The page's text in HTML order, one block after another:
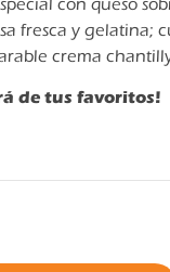
con queso
fresca y gelatina;
crema
de tus favoritos!